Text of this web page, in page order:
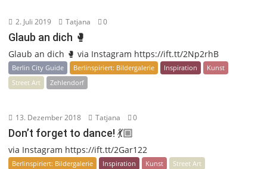
2. Juli 2019 Tatjana 0
Glaub an dich 🥊
Glaub an dich 🥊 via Instagram https://ift.tt/2Np2rhB
Berlin City Guide Berlinspiriert: Bildergalerie Inspiration
Kunst
Street Art
Zehlendorf
13. Dezember 2018 Tatjana 0
Don’t forget to dance! 💃🏼
via Instagram https://ift.tt/2Gar122
Berlinspiriert: Bildergalerie Inspiration Kunst Street Art